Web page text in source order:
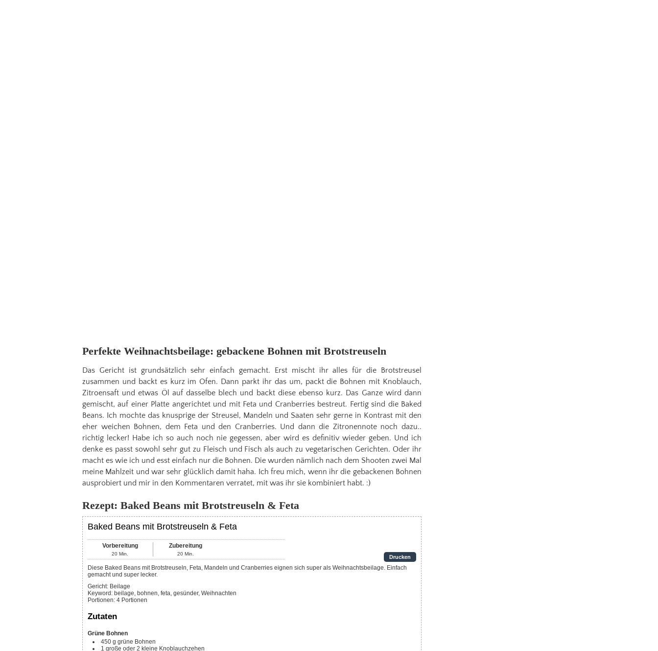
Perfekte Weihnachtsbeilage: gebackene Bohnen mit Brotstreuseln
Das Gericht ist grundsätzlich sehr einfach gemacht. Erst mischt ihr alles für die Brotstreusel
zusammen und backt es kurz im Ofen. Dann parkt ihr das um, packt die Bohnen mit Knoblauch,
Zitroensaft und etwas Öl auf dasselbe blech und backt diese ebenso kurz. Das Ganze wird dann
gemischt, auf einer Platte angerichtet und mit Feta und Cranberries bestreut. Fertig sind die Baked
Beans. Ich mochte das knusprige der Streusel, Mandeln und Saaten sehr gerne in Kontrast mit den
eher weichen Bohnen, dem Feta und den Cranberries. Und dann die Zitronennote noch dazu..
richtig lecker! Habe ich so auch noch nie gegessen, aber wird es definitiv wieder geben. Und ich
denke es passt sowohl sehr gut zu Fleisch und Fisch als auch zu vegetarischen Gerichten. Oder ihr
macht es wie ich und esst einfach nur die Bohnen. Die wurden nämlich nach dem Shooten zwei Mal
meine Mahlzeit und war sehr glücklich damit haha. Ich freu mich, wenn ihr die gebackenen Bohnen
ausprobiert und mir in den Kommentaren verratet, mit was ihr sie kombiniert habt. :)
Rezept: Baked Beans mit Brotstreuseln & Feta
Drucken
Baked Beans mit Brotstreuseln & Feta
Vorbereitung
20 Min.
Zubereitung
20 Min.
Diese Baked Beans mit Brotstreuseln, Feta, Mandeln und Cranberries eignen sich super als Weihnachtsbeilage. Einfach
gemacht und super lecker.
Gericht: Beilage
Keyword: beilage, bohnen, feta, gesünder, Weihnachten
Portionen: 4 Portionen
Zutaten
Grüne Bohnen
450 g grüne Bohnen
1 große oder 2 kleine Knoblauchzehen